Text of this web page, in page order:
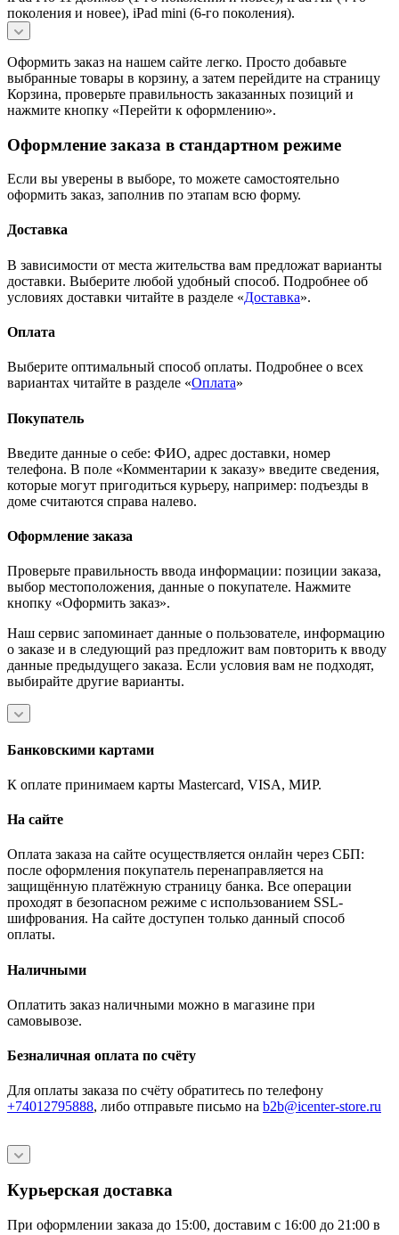
поколения и новее), iPad mini (6-го поколения).
Оформить заказ на нашем сайте легко. Просто добавьте
выбранные товары в корзину, а затем перейдите на страницу
Корзина, проверьте правильность заказанных позиций и
нажмите кнопку «Перейти к оформлению».
Оформление заказа в стандартном режиме
Если вы уверены в выборе, то можете самостоятельно
оформить заказ, заполнив по этапам всю форму.
Доставка
В зависимости от места жительства вам предложат варианты
доставки. Выберите любой удобный способ. Подробнее об
условиях доставки читайте в разделе «Доставка».
Оплата
Выберите оптимальный способ оплаты. Подробнее о всех
вариантах читайте в разделе «Оплата»
Покупатель
Введите данные о себе: ФИО, адрес доставки, номер
телефона. В поле «Комментарии к заказу» введите сведения,
которые могут пригодиться курьеру, например: подъезды в
доме считаются справа налево.
Оформление заказа
Проверьте правильность ввода информации: позиции заказа,
выбор местоположения, данные о покупателе. Нажмите
кнопку «Оформить заказ».
Наш сервис запоминает данные о пользователе, информацию
о заказе и в следующий раз предложит вам повторить к вводу
данные предыдущего заказа. Если условия вам не подходят,
выбирайте другие варианты.
Банковскими картами
К оплате принимаем карты Mastercard, VISA, МИР.
На сайте
Оплата заказа на сайте осуществляется онлайн через СБП:
после оформления покупатель перенаправляется на
защищённую платёжную страницу банка. Все операции
проходят в безопасном режиме с использованием SSL-
шифрования. На сайте доступен только данный способ
оплаты.
Наличными
Оплатить заказ наличными можно в магазине при
самовывозе.
Безналичная оплата по счёту
Для оплаты заказа по счёту обратитесь по телефону
+74012795888, либо отправьте письмо на b2b@icenter-store.ru
Курьерская доставка
При оформлении заказа до 15:00, доставим с 16:00 до 21:00 в